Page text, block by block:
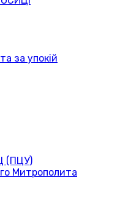
за упокій
(ПЦУ)
Митрополита